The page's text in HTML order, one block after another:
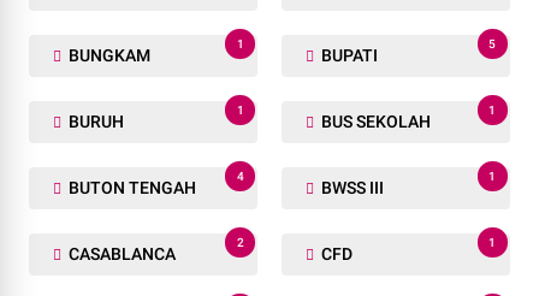
BUNGKAM
1
BUPATI
5
BURUH
1
BUS SEKOLAH
1
BUTON TENGAH
4
BWSS III
1
CASABLANCA
2
CFD
1